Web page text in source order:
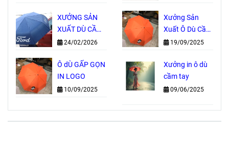
LOGO THEO
YÊU CẦU, GIÁ
GỐC TẠI
XƯỞNG SẢN
XUẤT DÙ CẦM
TAY IN LOGO
24/02/2026
Xưởng Sản
Xuất Ô Dù Cầm
Tay Tại TP. Hồ
19/09/2025
Ô dÙ GẤP GỌN
IN LOGO
10/09/2025
Xưởng in ô dù
cầm tay
09/06/2025